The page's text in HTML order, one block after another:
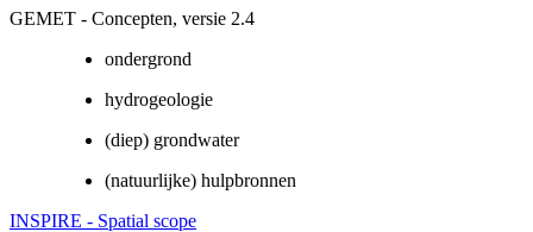
GEMET - Concepten, versie 2.4
ondergrond
hydrogeologie
(diep) grondwater
(natuurlijke) hulpbronnen
INSPIRE - Spatial scope